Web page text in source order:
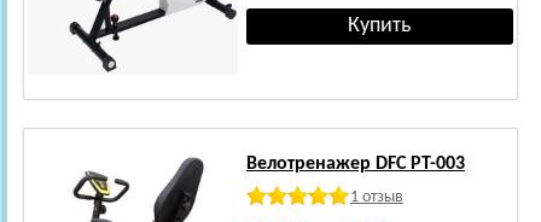
Велотренажер DFC PT-003
1 отзыв